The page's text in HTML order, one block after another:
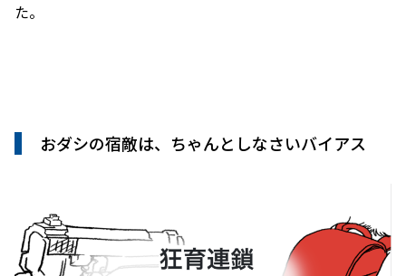
た。
おダシの宿敵は、ちゃんとしなさいバイアス